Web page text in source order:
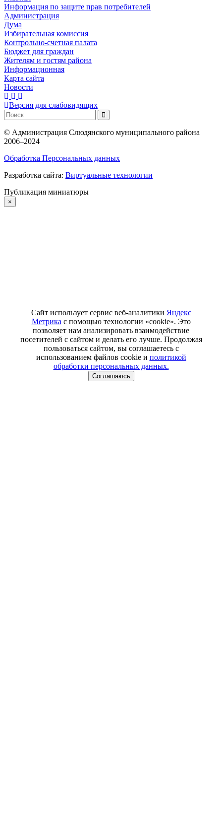
Информация по защите прав потребителей
Администрация
Дума
Избирательная комиссия
Контрольно-счетная палата
Бюджет для граждан
Жителям и гостям района
Информационная
Карта сайта
Новости
Версия для слабовидящих
© Администрация Слюдянского муниципального района
2006–2024
Обработка Персональных данных
Разработка сайта: Виртуальные технологии
Публикация миниатюры
×
Сайт использует сервис веб-аналитики Яндекс
Метрика с помощью технологии «cookie». Это
позволяет нам анализировать взаимодействие
посетителей с сайтом и делать его лучше. Продолжая
пользоваться сайтом, вы соглашаетесь с
использованием файлов cookie и политикой
обработки персональных данных.
Соглашаюсь